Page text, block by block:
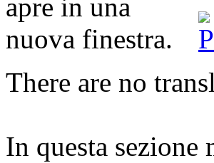
There are no
In questa sezione